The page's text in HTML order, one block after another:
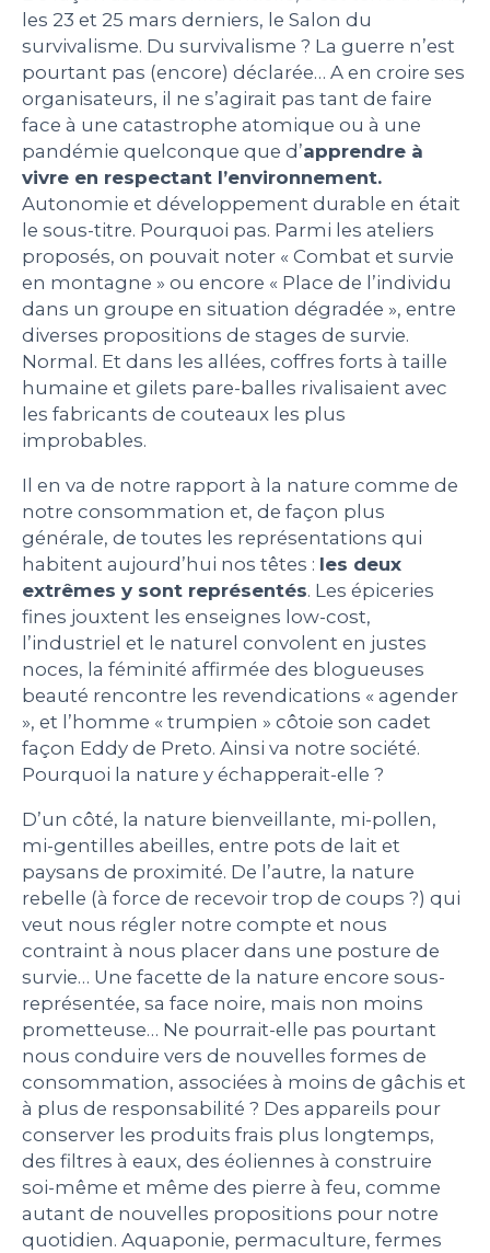
PEOPLE
LE BILLET DU LUNDI
CONTACT
Mentions légales
Politique de protection des données
personnelles
Plan du site
les 23 et 25 mars derniers, le Salon du
survivalisme. Du survivalisme ? La guerre n’est
pourtant pas (encore) déclarée… A en croire ses
organisateurs, il ne s’agirait pas tant de faire
face à une catastrophe atomique ou à une
pandémie quelconque que d’apprendre à
vivre en respectant l’environnement.
Autonomie et développement durable en était
le sous-titre. Pourquoi pas. Parmi les ateliers
proposés, on pouvait noter « Combat et survie
en montagne » ou encore « Place de l’individu
dans un groupe en situation dégradée », entre
diverses propositions de stages de survie.
Normal. Et dans les allées, coffres forts à taille
humaine et gilets pare-balles rivalisaient avec
les fabricants de couteaux les plus
improbables.
Il en va de notre rapport à la nature comme de
notre consommation et, de façon plus
générale, de toutes les représentations qui
habitent aujourd’hui nos têtes : les deux
extrêmes y sont représentés. Les épiceries
fines jouxtent les enseignes low-cost,
l’industriel et le naturel convolent en justes
noces, la féminité affirmée des blogueuses
beauté rencontre les revendications « agender
», et l’homme « trumpien » côtoie son cadet
façon Eddy de Preto. Ainsi va notre société.
Pourquoi la nature y échapperait-elle ?
D’un côté, la nature bienveillante, mi-pollen,
mi-gentilles abeilles, entre pots de lait et
paysans de proximité. De l’autre, la nature
rebelle (à force de recevoir trop de coups ?) qui
veut nous régler notre compte et nous
contraint à nous placer dans une posture de
survie… Une facette de la nature encore sous-
représentée, sa face noire, mais non moins
prometteuse… Ne pourrait-elle pas pourtant
nous conduire vers de nouvelles formes de
consommation, associées à moins de gâchis et
à plus de responsabilité ? Des appareils pour
conserver les produits frais plus longtemps,
des filtres à eaux, des éoliennes à construire
soi-même et même des pierre à feu, comme
autant de nouvelles propositions pour notre
quotidien. Aquaponie, permaculture, fermes